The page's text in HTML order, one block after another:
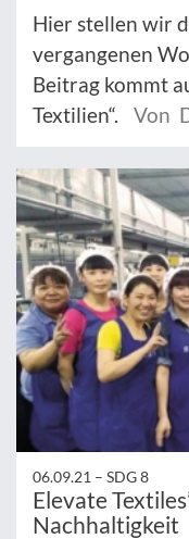
Hier stellen wir
vergangenen
Beitrag kommt
Textilien“.
Von
06.09.21 – SDG 8
Elevate
Nachhaltigkeit